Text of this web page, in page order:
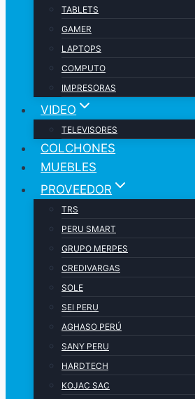
TABLETS
GAMER
LAPTOPS
COMPUTO
IMPRESORAS
VIDEO
TELEVISORES
COLCHONES
MUEBLES
PROVEEDOR
TRS
PERU SMART
GRUPO MERPES
CREDIVARGAS
SOLE
SEI PERU
AGHASO PERÚ
SANY PERU
HARDTECH
KOJAC SAC